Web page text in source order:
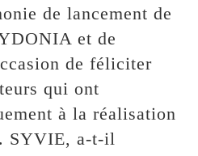
de lancement de
et de
de féliciter
qui ont
à la réalisation
SYVIE, a-t-il